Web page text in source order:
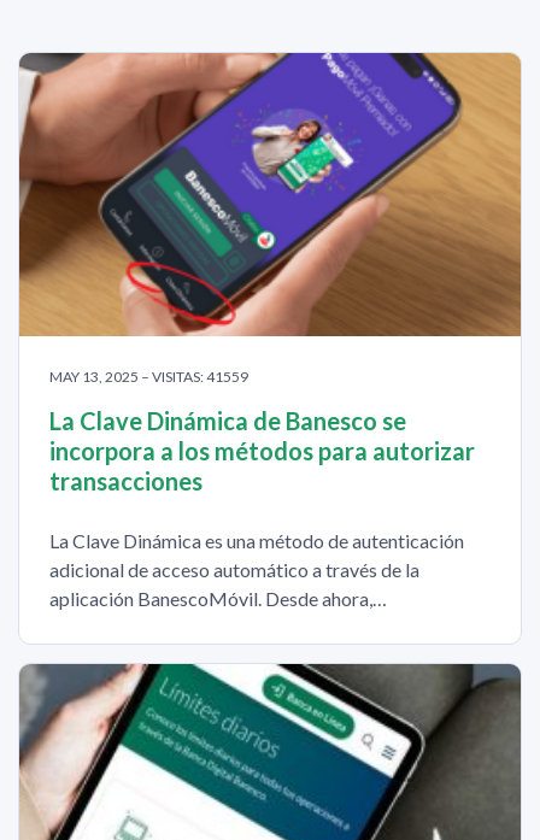
MAY 13, 2025 – VISITAS: 41559
La Clave Dinámica de Banesco se
incorpora a los métodos para autorizar
transacciones
La Clave Dinámica es una método de autenticación
adicional de acceso automático a través de la
aplicación BanescoMóvil. Desde ahora,…